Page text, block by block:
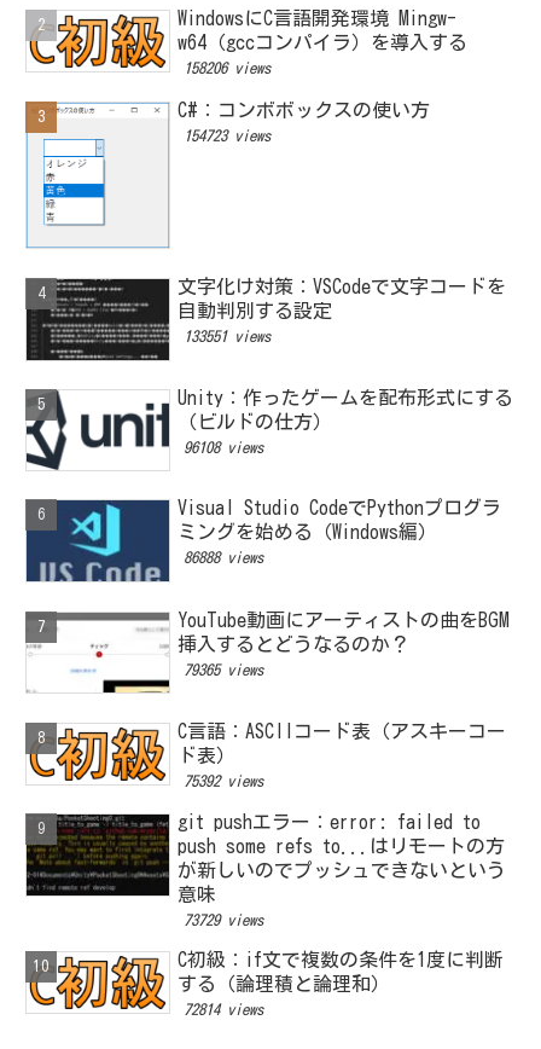
WindowsにC言語開発環境 Mingw-
w64（gccコンパイラ）を導入する
158206 views
C#：コンボボックスの使い方
154723 views
文字化け対策：VSCodeで文字コードを
自動判別する設定
133551 views
Unity：作ったゲームを配布形式にする
（ビルドの仕方）
96108 views
Visual Studio CodeでPythonプログラ
ミングを始める（Windows編）
86888 views
YouTube動画にアーティストの曲をBGM
挿入するとどうなるのか？
79365 views
C言語：ASCIIコード表（アスキーコー
ド表）
75392 views
git pushエラー：error: failed to
push some refs to...はリモートの方
が新しいのでプッシュできないという
意味
73729 views
C初級：if文で複数の条件を1度に判断
する（論理積と論理和）
72814 views